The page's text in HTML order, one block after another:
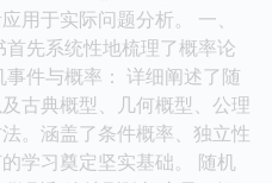
用于实际问题分析。 一、
先系统性地梳理了概率论
件与概率： 详细阐述了随
古典概型、几何概型、公理
。涵盖了条件概率、独立性
学习奠定坚实基础。 随机